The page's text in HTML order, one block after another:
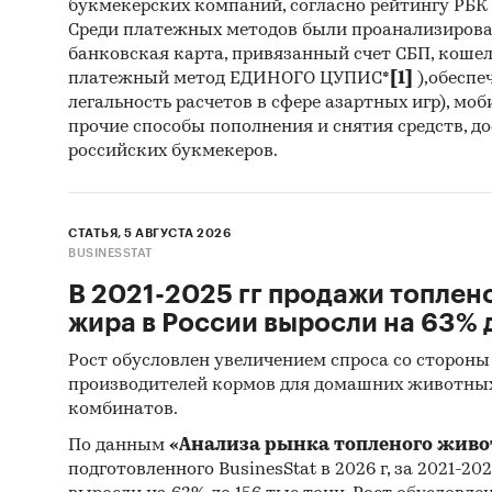
LTD,
ООО
ООО
ООО
букмекерских компаний, согласно рейтингу
Среди платежных методов были
банковская карта, привязанный счет СБП,
платежный метод ЕДИНОГО ЦУПИС* [1]
легальность расчетов в сфере азартных игр),
прочие способы пополнения и снятия средств,
российских букмекеров.
СТАТЬЯ, 5 АВГУСТА 2026
BUSINESSTAT
В 2021-2025 гг продажи
жира в России выросли на 63%
Рост обусловлен увеличением спроса со
производителей кормов для домашних
комбинатов.
По данным «Анализа рынка топленого
подготовленного BusinesStat в 2026 г, за 2021-